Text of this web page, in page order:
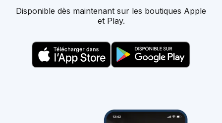
Disponible dès maintenant sur les boutiques Apple
et Play.